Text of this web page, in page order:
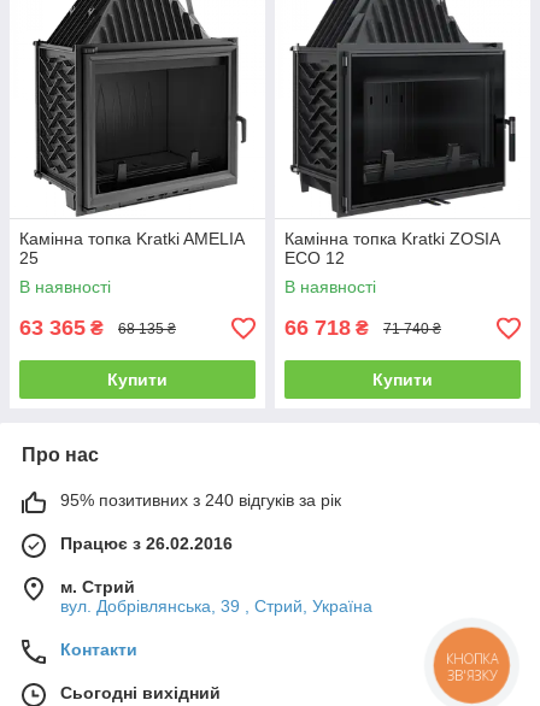
Камінна топка Kratki AMELIA
25
В наявності
63 365 ₴ 68 135 ₴
Купити
Камінна топка Kratki ZOSIA
ECO 12
В наявності
66 718 ₴ 71 740 ₴
Купити
Про нас
95% позитивних з 240 відгуків за рік
Працює з 26.02.2016
м. Стрий
вул. Добрівлянська, 39 , Стрий, Україна
Контакти
Сьогодні вихідний
КНОПКА
ЗВ'ЯЗКУ